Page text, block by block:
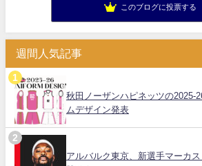
このブログに投票する
週間人気記事
秋田ノーザンハピネッツの2025-
ムデザイン発表
アルバルク東京、新選手マーカ